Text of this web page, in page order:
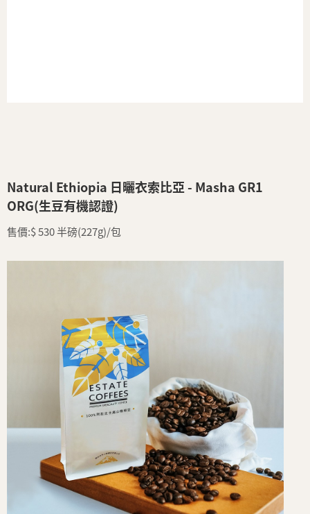
Natural Ethiopia 日曬衣索比亞 - Masha GR1
ORG(生豆有機認證)
售價:$ 530 半磅(227g)/包